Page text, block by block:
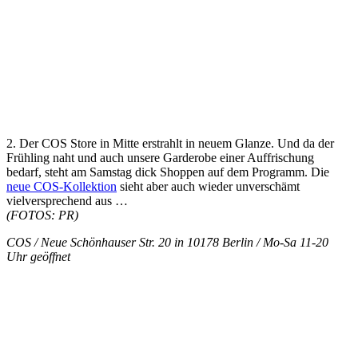
2. Der COS Store in Mitte erstrahlt in neuem Glanze. Und da der
Frühling naht und auch unsere Garderobe einer Auffrischung
bedarf, steht am Samstag dick Shoppen auf dem Programm. Die
neue COS-Kollektion sieht aber auch wieder unverschämt
vielversprechend aus …
(FOTOS: PR)
COS / Neue Schönhauser Str. 20 in 10178 Berlin / Mo-Sa 11-20
Uhr geöffnet